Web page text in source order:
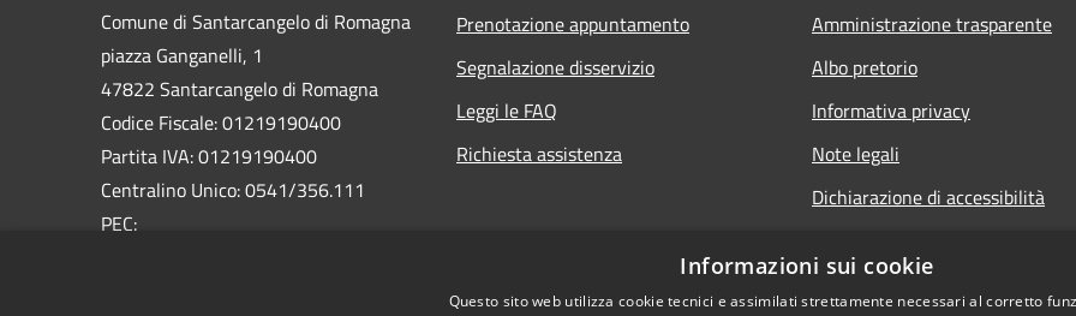
Comune di Santarcangelo di Romagna
piazza Ganganelli, 1
47822 Santarcangelo di Romagna
Codice Fiscale: 01219190400
Partita IVA: 01219190400
Centralino Unico: 0541/356.111
PEC:
Prenotazione appuntamento
Segnalazione disservizio
Leggi le FAQ
Richiesta assistenza
Amministrazione trasparente
Albo pretorio
Informativa privacy
Note legali
Dichiarazione di accessibilità
Informazioni sui cookie
Questo sito web utilizza cookie tecnici e assimilati strettamente necessari al corretto